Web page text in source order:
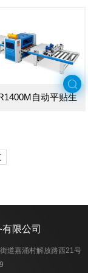
自动平贴生
限公司
道嘉涌村解放路西21号